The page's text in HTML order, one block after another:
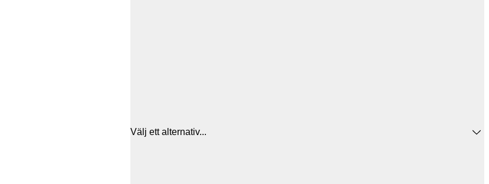
Välj ett alternativ...